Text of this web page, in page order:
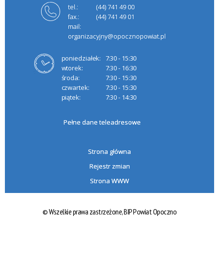
tel.:
(44) 741 49 00
fax.:
(44) 741 49 01
mail:
organizacyjny@opocznopowiat.pl
poniedziałek:
7:30 - 15:30
wtorek:
7:30 - 16:30
środa:
7:30 - 15:30
czwartek:
7:30 - 15:30
piątek:
7:30 - 14:30
Pełne dane teleadresowe
Strona główna
Rejestr zmian
Strona WWW
© Wszelkie prawa zastrzeżone,BIP Powiat Opoczno